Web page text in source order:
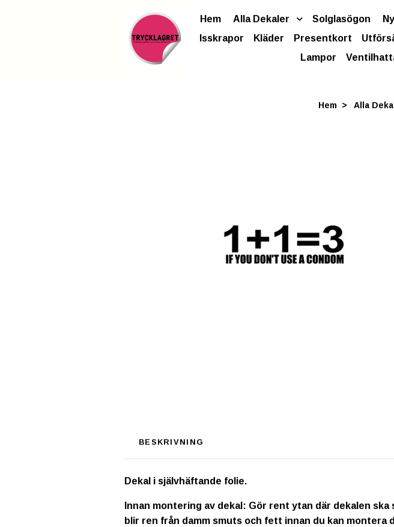
Hem Alla Dekaler Solglasögon
Isskrapor
Kläder Presentkort
Lampor
Hem Alla
BESKRIVNING
Dekal i självhäftande folie.
Innan montering av dekal: Gör rent ytan där dekalen
blir ren från damm smuts och fett innan du kan